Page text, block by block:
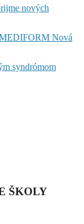
nových
Nová
syndrómom
ŠKOLY